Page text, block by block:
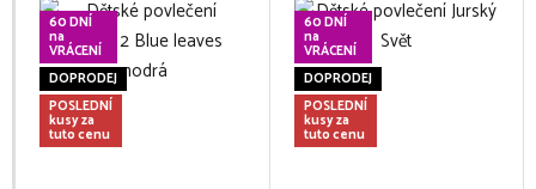
60 DNÍ
na
VRÁCENÍ
DOPRODEJ
POSLEDNÍ
kusy za
tuto cenu
60 DNÍ
na
VRÁCENÍ
DOPRODEJ
POSLEDNÍ
kusy za
tuto cenu